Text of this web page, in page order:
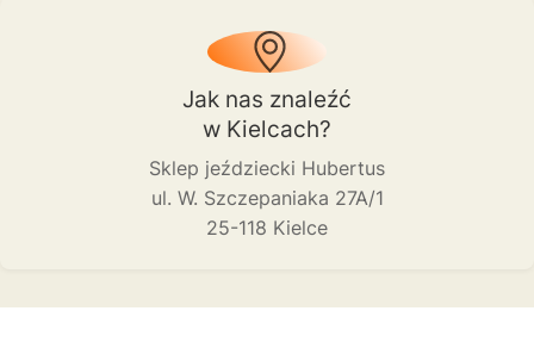
Jak nas znaleźć
w Kielcach?
Sklep jeździecki Hubertus
ul. W. Szczepaniaka 27A/1
25-118 Kielce